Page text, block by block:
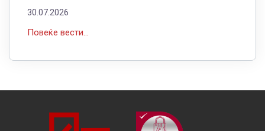
30.07.2026
Повеќе вести...